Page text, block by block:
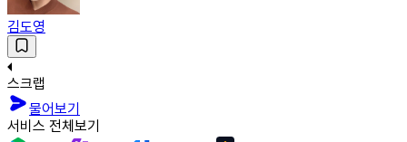
김도영
스크랩
물어보기
서비스 전체보기